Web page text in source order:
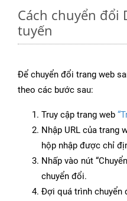
Cách chuyển đổi
tuyến
Để chuyển đổi trang web
theo các bước sau:
Truy cập trang web
Nhập URL của trang
hộp nhập được chỉ
Nhấp vào nút
chuyển đổi.
Đợi quá trình chuyển